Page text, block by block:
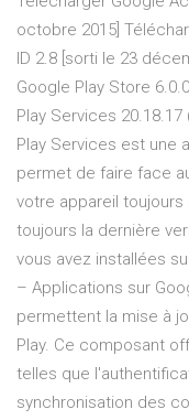
octobre 2015]
ID 2.8 [sorti le 23
Google Play Store
Play Services
Play Services est une
permet de faire face
votre appareil toujours
toujours la dernière
vous avez installées
– Applications sur
permettent la mise à
Play. Ce composant
telles que
synchronisation des